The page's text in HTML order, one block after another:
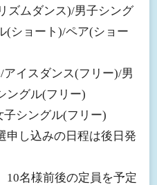
ズムダンス)/男子シング
(ショート)/ペア(ショー
イスダンス(フリー)/男
ングル(フリー)
シングル(フリー)
し込みの日程は後日発
名様前後の定員を予定